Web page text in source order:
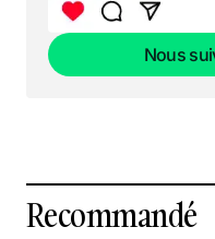
Nous
Recommandé